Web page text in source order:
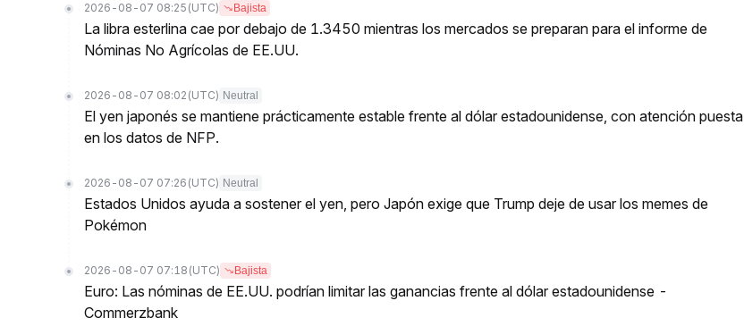
2026-08-07 08:25 (UTC) Bajista
La libra esterlina cae por debajo de 1.3450 mientras los mercados se preparan para el informe de
Nóminas No Agrícolas de EE.UU.
2026-08-07 08:02 (UTC) Neutral
El yen japonés se mantiene prácticamente estable frente al dólar estadounidense, con atención puesta
en los datos de NFP.
2026-08-07 07:26 (UTC) Neutral
Estados Unidos ayuda a sostener el yen, pero Japón exige que Trump deje de usar los memes de
Pokémon
2026-08-07 07:18 (UTC) Bajista
Euro: Las nóminas de EE.UU. podrían limitar las ganancias frente al dólar estadounidense -
Commerzbank